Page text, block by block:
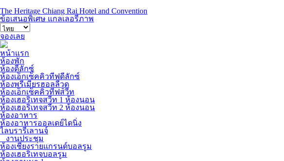
The Heritage Chiang Rai Hotel and Convention
ข้อเสนอพิเศษ แกลเลอรี่ภาพ
จองเลย
หน้าแรก
ห้องพัก
ห้องดีลักซ์
ห้องเอ็กเซ็คคิวทีฟดีลักซ์
ห้องพรีเมียรฮอลลีวูด
ห้องเอ็กเซ็คคิวทีฟสวีท
ห้องเฮอริเทจสวีท 1 ห้องนอน
ห้องเฮอริเทจสวีท 2 ห้องนอน
ห้องอาหาร
ห้องอาหารออลเดย์ไดนิ่ง
ไลบรารี่เลานจ์
งานประชุม
ห้องเชียงรายแกรนด์บอลรูม
ห้องเฮอริเทจบอลรูม